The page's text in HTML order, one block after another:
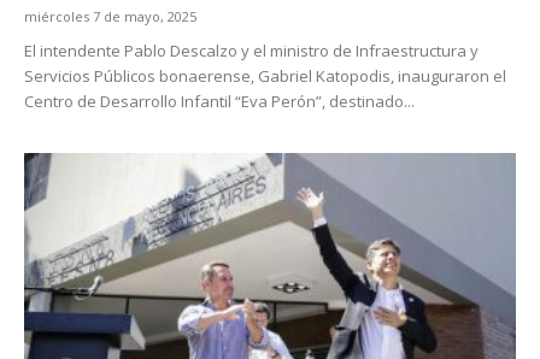
miércoles 7 de mayo, 2025
El intendente Pablo Descalzo y el ministro de Infraestructura y
Servicios Públicos bonaerense, Gabriel Katopodis, inauguraron el
Centro de Desarrollo Infantil “Eva Perón”, destinado...